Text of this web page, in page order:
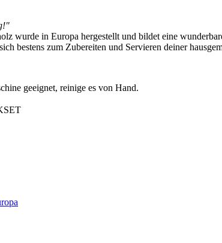
wurde in Europa hergestellt und bildet eine
bestens zum Zubereiten und Servieren deiner
geeignet, reinige es von Hand.